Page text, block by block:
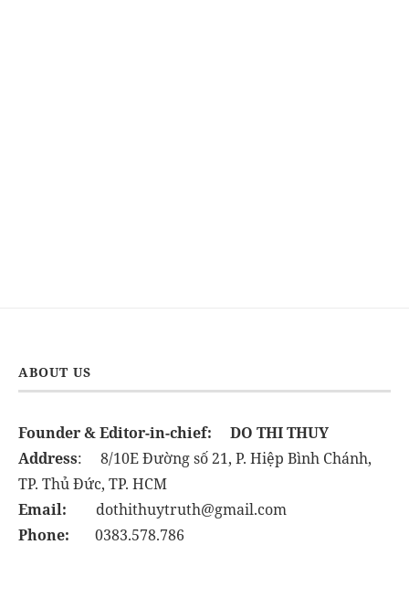
ABOUT US
Founder & Editor-in-chief:
DO THI THUY
Address: 8/10E Đường số 21, P. Hiệp Bình Chánh,
TP. Thủ Đức, TP. HCM
Email: dothithuytruth@gmail.com
Phone: 0383.578.786